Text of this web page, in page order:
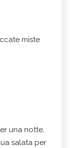
miste
una notte,
salata per